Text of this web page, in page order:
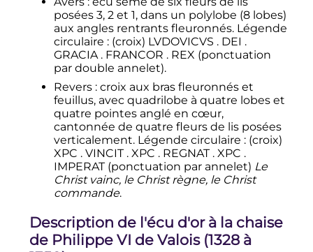
posées 3, 2 et 1, dans un polylobe (8 lobes)
aux angles rentrants fleuronnés. Légende
circulaire : (croix) LVDOVICVS . DEI .
GRACIA . FRANCOR . REX (ponctuation
par double annelet).
Revers : croix aux bras fleuronnés et
feuillus, avec quadrilobe à quatre lobes et
quatre pointes anglé en cœur,
cantonnée de quatre fleurs de lis posées
verticalement. Légende circulaire : (croix)
XPC . VINCIT . XPC . REGNAT . XPC .
IMPERAT (ponctuation par annelet) Le
Christ vainc, le Christ règne, le Christ
commande.
Description de l'écu d'or à la chaise
de Philippe VI de Valois (1328 à